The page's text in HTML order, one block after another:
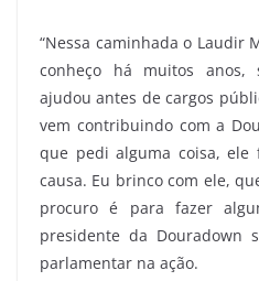
“Nessa caminhada o Laudir
conheço há muitos anos,
ajudou antes de cargos
vem contribuindo com a
que pedi alguma coisa, ele
causa. Eu brinco com ele,
procuro é para fazer
presidente da Douradown
parlamentar na ação.